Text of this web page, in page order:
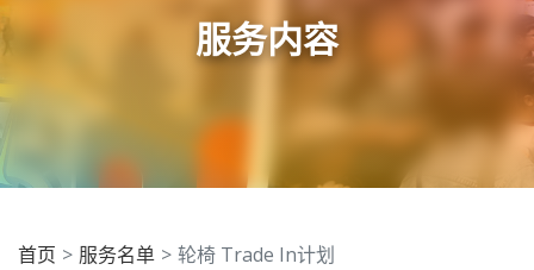
服务内容
首页 服务名单 轮椅 Trade In计划